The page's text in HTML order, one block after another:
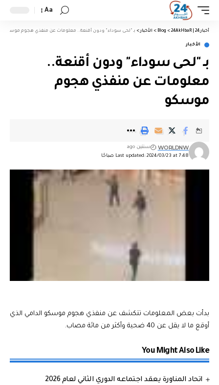
Aa
أخبار 24 | 24AkHbaR >
Blog
> الأخبار > بـ "لحى سوداء" ودون أقنعة.. معلومات عن منفذي هجوم موسكو
الأخبار
بـ "لحى سوداء" ودون أقنعة..
معلومات عن منفذي هجوم
موسكو
Last updated: 2024/03/23 at 7:48 صباحًا
WORLDNW سنتين ago
بدأت بعض المعلومات تتكشف عن منفذي هجوم موسكو الدامي الذي
أوقع ما لا يقل عن 40 ضحية وأكثر من مائة مصاب.
You Might Also Like
اتحاد المناورة يعقد اجتماعه الدوري الثاني لعام 2026